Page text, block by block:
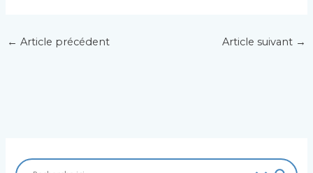
← Article précédent Article suivant →